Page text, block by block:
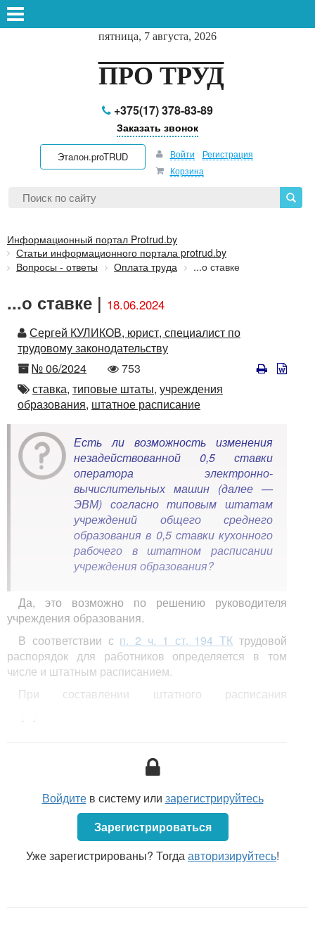
пятница, 7 августа, 2026
ПРО ТРУД
+375(17) 378-83-89
Заказать звонок
Эталон.proTRUD Войти
Регистрация
Корзина
Информационный портал Protrud.by
Статьи информационного портала protrud.by
Вопросы - ответы
Оплата труда ...о ставке
...о ставке | 18.06.2024
Автор
Сергей КУЛИКОВ, юрист, специалист по
трудовому законодательству
Номер
№ 06/2024
Количество
просмотров
753
Автор
ставка, типовые штаты, учреждения
образования, штатное расписание
Есть ли возможность изменения
незадействованной 0,5 ставки
оператора электронно-
вычислительных машин (далее —
ЭВМ) согласно типовым штатам
учреждений общего среднего
образования в 0,5 ставки кухонного
рабочего в штатном расписании
учреждения образования?
Да, это возможно по решению руководителя
учреждения образования.
В соответствии с п. 2 ч. 1 ст. 194 ТК трудовой
распорядок для работников определяется в том
числе и штатным расписанием.
При составлении штатного расписания
руководствоваться типовыми штатами
Войдитев систему или зарегистрируйтесь
Зарегистрироваться
Уже зарегистрированы? Тогдаавторизируйтесь!